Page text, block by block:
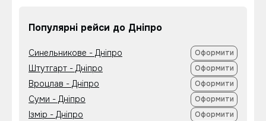
Популярні рейси до Дніпро
Синельникове - Дніпро Оформити
Штутгарт - Дніпро Оформити
Вроцлав - Дніпро Оформити
Суми - Дніпро Оформити
Ізмір - Дніпро Оформити